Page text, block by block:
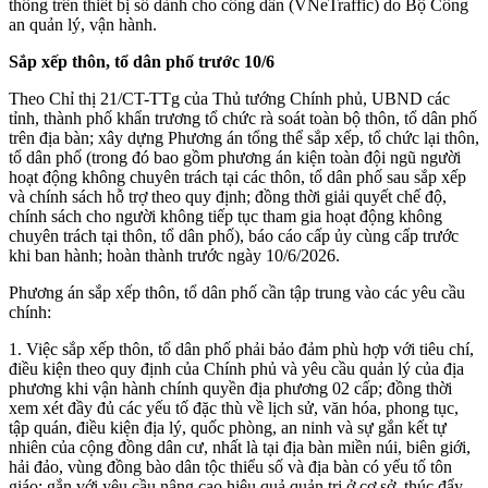
thông trên thiết bị số dành cho công dân (VNeTraffic) do Bộ Công
an quản lý, vận hành.
Sắp xếp thôn, tổ dân phố trước 10/6
Theo Chỉ thị 21/CT-TTg của Thủ tướng Chính phủ, UBND các
tỉnh, thành phố khẩn trương tổ chức rà soát toàn bộ thôn, tổ dân phố
trên địa bàn; xây dựng Phương án tổng thể sắp xếp, tổ chức lại thôn,
tổ dân phố (trong đó bao gồm phương án kiện toàn đội ngũ người
hoạt động không chuyên trách tại các thôn, tổ dân phố sau sắp xếp
và chính sách hỗ trợ theo quy định; đồng thời giải quyết chế độ,
chính sách cho người không tiếp tục tham gia hoạt động không
chuyên trách tại thôn, tổ dân phố), báo cáo cấp ủy cùng cấp trước
khi ban hành; hoàn thành trước ngày 10/6/2026.
Phương án sắp xếp thôn, tổ dân phố cần tập trung vào các yêu cầu
chính:
1. Việc sắp xếp thôn, tổ dân phố phải bảo đảm phù hợp với tiêu chí,
điều kiện theo quy định của Chính phủ và yêu cầu quản lý của địa
phương khi vận hành chính quyền địa phương 02 cấp; đồng thời
xem xét đầy đủ các yếu tố đặc thù về lịch sử, văn hóa, phong tục,
tập quán, điều kiện địa lý, quốc phòng, an ninh và sự gắn kết tự
nhiên của cộng đồng dân cư, nhất là tại địa bàn miền núi, biên giới,
hải đảo, vùng đồng bào dân tộc thiểu số và địa bàn có yếu tố tôn